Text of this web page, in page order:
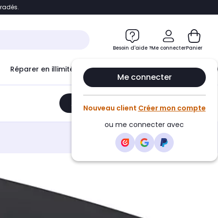
Accéder directement au chatbot
Besoin d'aide ?Me connecter
Me connecter
Nouveau client Créer mon compte
ou me connecter avec
Panier
Réparer en illimité avec Le Club Infinity
Ajouter au panier •